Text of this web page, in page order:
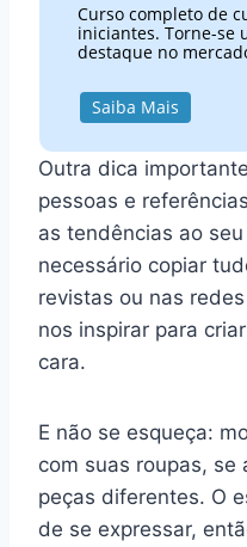
Curso completo de
iniciantes. Torne-se
destaque no
Saiba Mais
Outra dica
pessoas e
as tendências ao
necessário copiar
revistas ou nas
nos inspirar para
cara.
E não se esqueça:
com suas roupas, se
peças diferentes. O
de se expressar,